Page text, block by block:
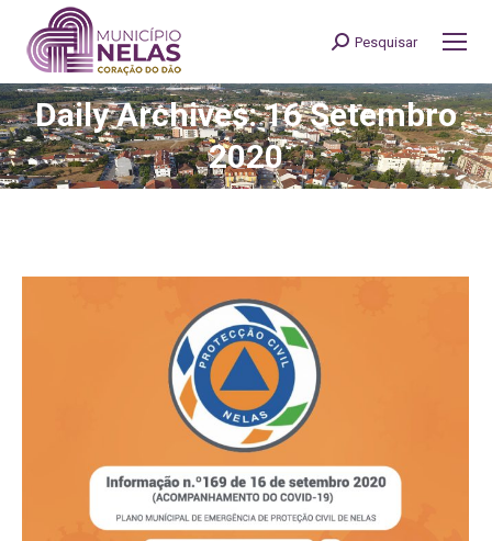
Search:
Pesquisar
Daily Archives: 16 Setembro
2020
You are here: